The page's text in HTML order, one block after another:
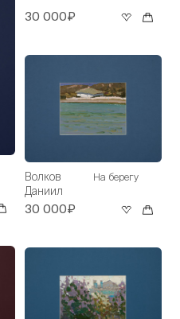
30 000₽
Волков
Даниил
На берегу
30 000₽